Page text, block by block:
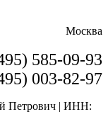
Москва
585-09-93
003-82-97
Петрович | ИНН: